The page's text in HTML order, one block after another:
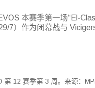
本赛季第一场“El-
7）作为闭幕战与
第 12 赛季第 3 周。来源：